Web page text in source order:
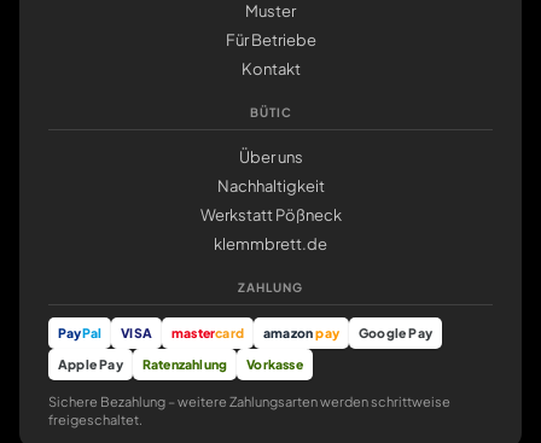
Muster
Für Betriebe
Kontakt
BÜTIC
Über uns
Nachhaltigkeit
Werkstatt Pößneck
klemmbrett.de
ZAHLUNG
PayPal VISA mastercard amazonpay
Google Pay
Apple Pay
Ratenzahlung Vorkasse
Sichere Bezahlung – weitere Zahlungsarten werden schrittweise
freigeschaltet.